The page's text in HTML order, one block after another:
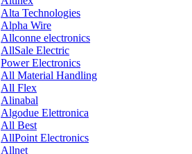
Alta Technologies
Alpha Wire
Allconne electronics
AllSale Electric
Power Electronics
All Material Handling
All Flex
Alinabal
Algodue Elettronica
All Best
AllPoint Electronics
Allnet